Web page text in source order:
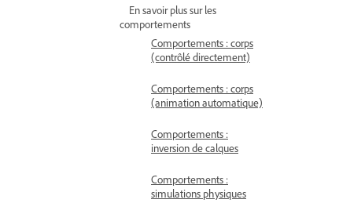
En savoir plus sur les
comportements
Comportements : corps
(contrôlé directement)
Comportements : corps
(animation automatique)
Comportements :
inversion de calques
Comportements :
simulations physiques